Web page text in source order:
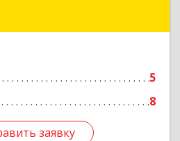
5
8
заявку
Подробнее
заявку